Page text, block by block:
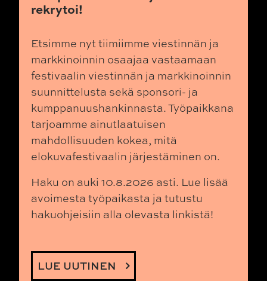
rekrytoi!
Etsimme nyt tiimiimme viestinnän ja
markkinoinnin osaajaa vastaamaan
festivaalin viestinnän ja markkinoinnin
suunnittelusta sekä sponsori- ja
kumppanuushankinnasta. Työpaikkana
tarjoamme ainutlaatuisen
mahdollisuuden kokea, mitä
elokuvafestivaalin järjestäminen on.
Haku on auki 10.8.2026 asti. Lue lisää
avoimesta työpaikasta ja tutustu
hakuohjeisiin alla olevasta linkistä!
LUE UUTINEN